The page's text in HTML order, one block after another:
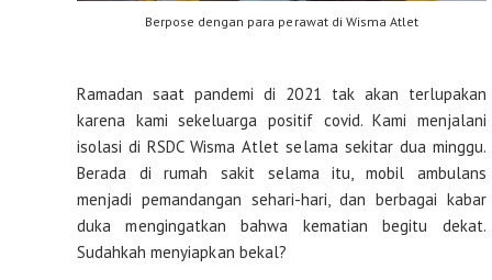
Berpose dengan para perawat di Wisma Atlet
Ramadan saat pandemi di 2021 tak akan terlupakan
karena kami sekeluarga positif covid. Kami menjalani
isolasi di RSDC Wisma Atlet selama sekitar dua minggu.
Berada di rumah sakit selama itu, mobil ambulans
menjadi pemandangan sehari-hari, dan berbagai kabar
duka mengingatkan bahwa kematian begitu dekat.
Sudahkah menyiapkan bekal?